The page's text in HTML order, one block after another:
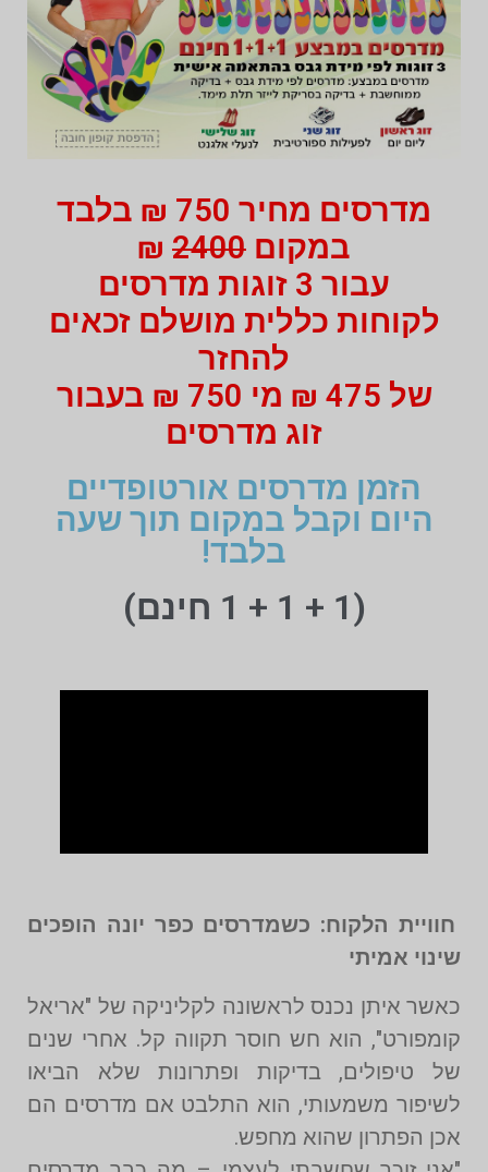
מדרסים מחיר 750 ₪ בלבד
במקום 2400
₪
עבור 3 זוגות מדרסים
לקוחות כללית מושלם זכאים
להחזר
של 475 ₪ מי 750 ₪ בעבור
זוג מדרסים
הזמן מדרסים אורטופדיים
היום וקבל במקום תוך שעה
בלבד!
(1 + 1 + 1 חינם)
חוויית הלקוח: כשמדרסים כפר יונה הופכים
שינוי אמיתי
כאשר איתן נכנס לראשונה לקליניקה של "אריאל
קומפורט", הוא חש חוסר תקווה קל. אחרי שנים
של טיפולים, בדיקות ופתרונות שלא הביאו
לשיפור משמעותי, הוא התלבט אם מדרסים הם
אכן הפתרון שהוא מחפש.